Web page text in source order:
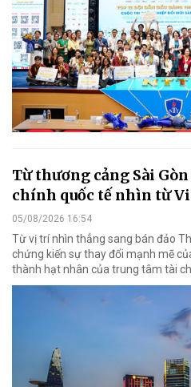
Từ thương cảng Sài
chính quốc tế nhìn từ
05/08/2026 16:54
Từ vị trí nhìn thẳng sang bán đảo
chứng kiến sự thay đổi mạnh mẽ
thành hạt nhân của trung tâm tài